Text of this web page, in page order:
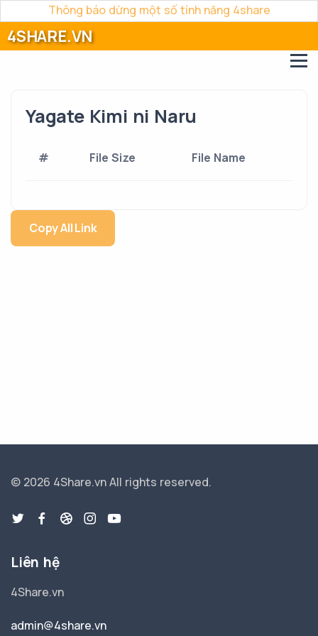
Thông báo dừng một số tính năng 4share
4SHARE.VN
Yagate Kimi ni Naru
# File Size File Name
Copy All Link
© 2026 4Share.vnAll rights reserved.
Liên hệ
4Share.vn
admin@4share.vn